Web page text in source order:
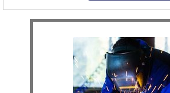
FORNO ROTATIVOA Inovatti Queimad...